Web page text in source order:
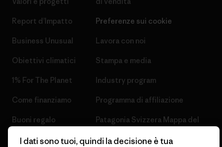
Report d’Impatto
Business Unusual
Obiettivi climatici
1% For The Planet
Come finanziamo
Buoni regalo
Trova un negozio
Preferenze sui cookie
Lavora con noi
Stampa e media
Industry program
Programma di affiliazione
Patagonia Svizzera Mappa del
I dati sono tuoi, quindi la decisione è tua